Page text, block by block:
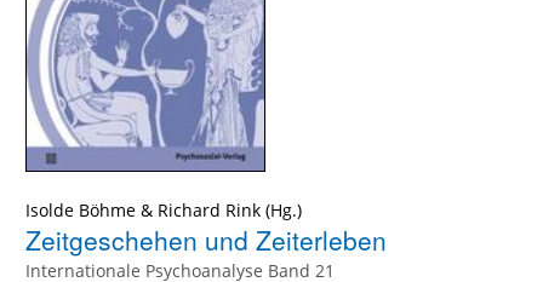
Isolde Böhme & Richard Rink
Zeitgeschehen und Zeiterleben
Internationale Psychoanalyse Band 21